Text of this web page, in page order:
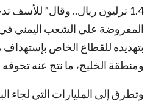
1.4 ترليون ريال.. وقال”
المفروضة على الشعب اليمني في
بتهديده للقطاع الخاص
ومنطقة الخليج، ما نتج عنه تخوفه
وتطرق إلى المليارات التي لجاء